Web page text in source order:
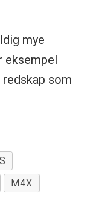
mye
eksempel
som
M4X